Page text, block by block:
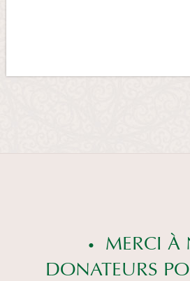
MERCI À
DONATEURS